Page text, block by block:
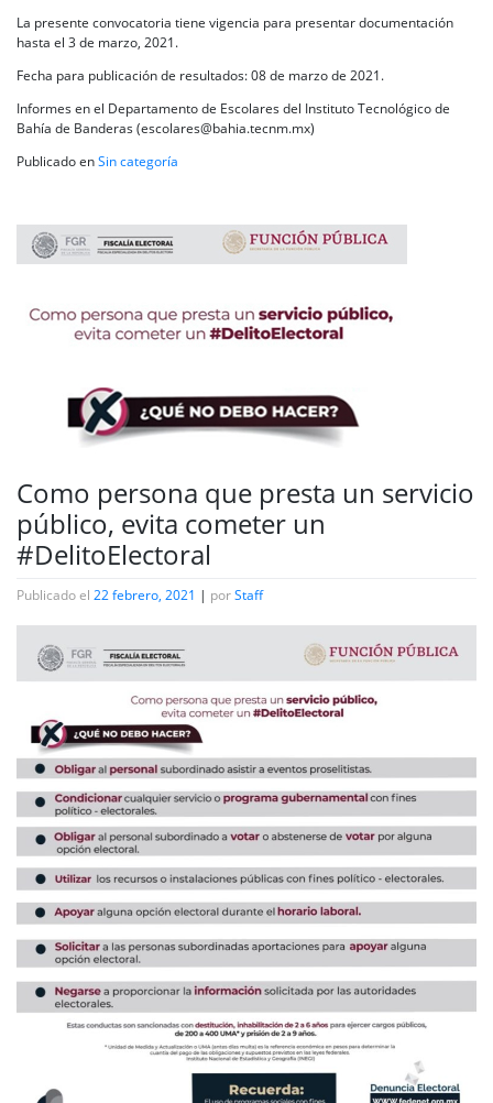
La presente convocatoria tiene vigencia para presentar documentación
hasta el 3 de marzo, 2021.
Fecha para publicación de resultados: 08 de marzo de 2021.
Informes en el Departamento de Escolares del Instituto Tecnológico de
Bahía de Banderas (escolares@bahia.tecnm.mx)
Publicado enSin categoría
Como persona que presta un servicio
público, evita cometer un
#DelitoElectoral
Publicado el 22 febrero, 2021 | porStaff